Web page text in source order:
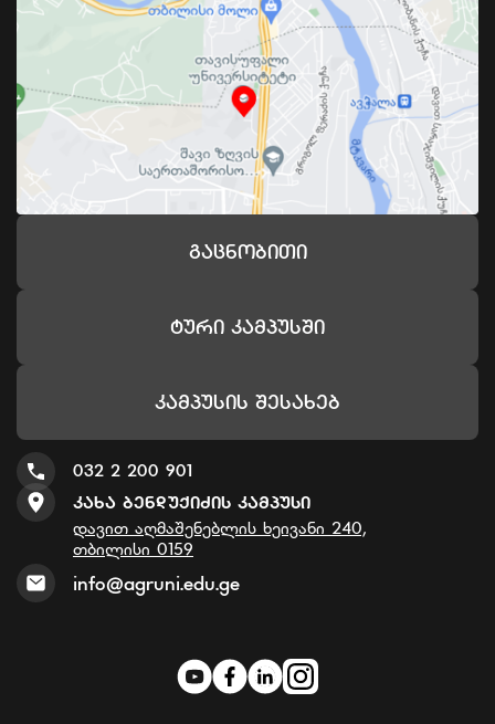
Გაცნობითი
Ტური Კამპუსში
Კამპუსის Შესახებ
032 2 200 901
Კახა Ბენდუქიძის Კამპუსი
დავით აღმაშენებლის ხეივანი 240,
თბილისი 0159
info@agruni.edu.ge